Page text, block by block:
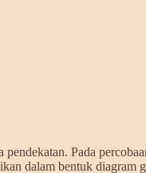
Pada
dalam bentuk diagram